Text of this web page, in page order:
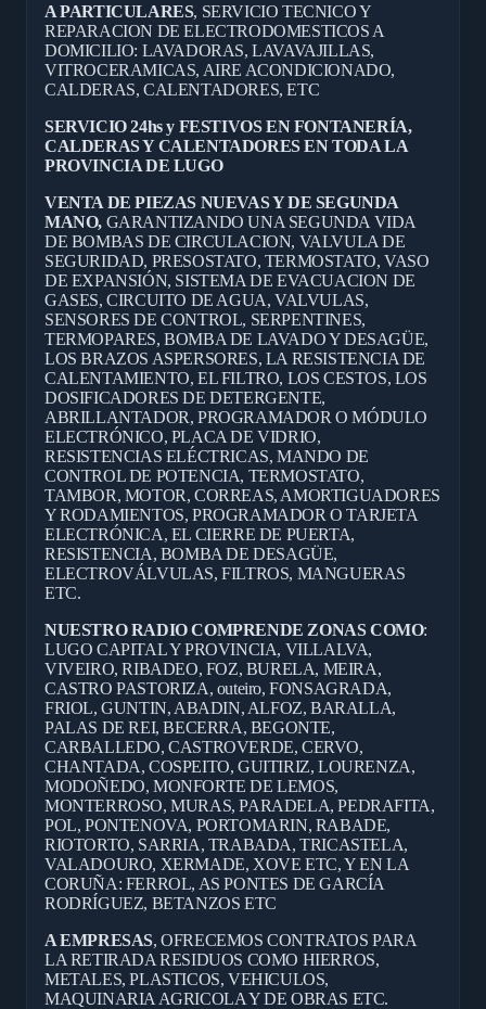
A PARTICULARES, SERVICIO TECNICO Y
REPARACION DE ELECTRODOMESTICOS A
DOMICILIO: LAVADORAS, LAVAVAJILLAS,
VITROCERAMICAS, AIRE ACONDICIONADO,
CALDERAS, CALENTADORES, ETC
SERVICIO 24hs y FESTIVOS EN FONTANERÍA,
CALDERAS Y CALENTADORES EN TODA LA
PROVINCIA DE LUGO
VENTA DE PIEZAS NUEVAS Y DE SEGUNDA
MANO, GARANTIZANDO UNA SEGUNDA VIDA
DE BOMBAS DE CIRCULACION, VALVULA DE
SEGURIDAD, PRESOSTATO, TERMOSTATO, VASO
DE EXPANSIÓN, SISTEMA DE EVACUACION DE
GASES, CIRCUITO DE AGUA, VALVULAS,
SENSORES DE CONTROL, SERPENTINES,
TERMOPARES, BOMBA DE LAVADO Y DESAGÜE,
LOS BRAZOS ASPERSORES, LA RESISTENCIA DE
CALENTAMIENTO, EL FILTRO, LOS CESTOS, LOS
DOSIFICADORES DE DETERGENTE,
ABRILLANTADOR, PROGRAMADOR O MÓDULO
ELECTRÓNICO, PLACA DE VIDRIO,
RESISTENCIAS ELÉCTRICAS, MANDO DE
CONTROL DE POTENCIA, TERMOSTATO,
TAMBOR, MOTOR, CORREAS, AMORTIGUADORES
Y RODAMIENTOS, PROGRAMADOR O TARJETA
ELECTRÓNICA, EL CIERRE DE PUERTA,
RESISTENCIA, BOMBA DE DESAGÜE,
ELECTROVÁLVULAS, FILTROS, MANGUERAS
ETC.
NUESTRO RADIO COMPRENDE ZONAS COMO:
LUGO CAPITAL Y PROVINCIA, VILLALVA,
VIVEIRO, RIBADEO, FOZ, BURELA, MEIRA,
CASTRO PASTORIZA, outeiro, FONSAGRADA,
FRIOL, GUNTIN, ABADIN, ALFOZ, BARALLA,
PALAS DE REI, BECERRA, BEGONTE,
CARBALLEDO, CASTROVERDE, CERVO,
CHANTADA, COSPEITO, GUITIRIZ, LOURENZA,
MODOÑEDO, MONFORTE DE LEMOS,
MONTERROSO, MURAS, PARADELA, PEDRAFITA,
POL, PONTENOVA, PORTOMARIN, RABADE,
RIOTORTO, SARRIA, TRABADA, TRICASTELA,
VALADOURO, XERMADE, XOVE ETC, Y EN LA
CORUÑA: FERROL, AS PONTES DE GARCÍA
RODRÍGUEZ, BETANZOS ETC
A EMPRESAS, OFRECEMOS CONTRATOS PARA
LA RETIRADA RESIDUOS COMO HIERROS,
METALES, PLASTICOS, VEHICULOS,
MAQUINARIA AGRICOLA Y DE OBRAS ETC.